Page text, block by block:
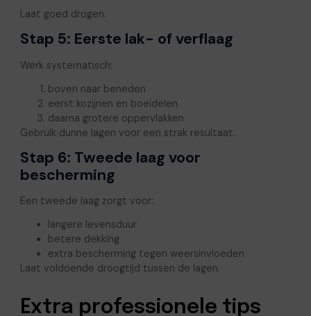
Laat goed drogen.
Stap 5: Eerste lak- of verflaag
Werk systematisch:
boven naar beneden
eerst kozijnen en boeidelen
daarna grotere oppervlakken
Gebruik dunne lagen voor een strak resultaat.
Stap 6: Tweede laag voor
bescherming
Een tweede laag zorgt voor:
langere levensduur
betere dekking
extra bescherming tegen weersinvloeden
Laat voldoende droogtijd tussen de lagen.
Extra professionele tips